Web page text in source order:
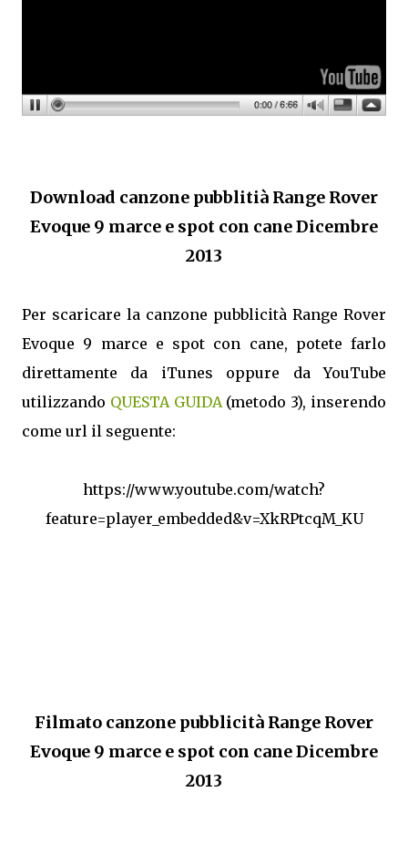
Download canzone pubblitià Range Rover
Evoque 9 marce e spot con cane Dicembre
2013
Per scaricare la canzone pubblicità Range Rover
Evoque 9 marce e spot con cane, potete farlo
direttamente da iTunes oppure da YouTube
utilizzando QUESTA GUIDA (metodo 3), inserendo
come url il seguente:
https://www.youtube.com/watch?
feature=player_embedded&v=XkRPtcqM_KU
Filmato canzone pubblicità Range Rover
Evoque 9 marce e spot con cane Dicembre
2013